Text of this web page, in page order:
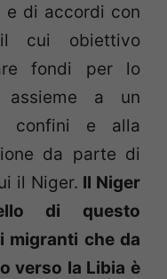
e di accordi con
il cui obiettivo
fondi per lo
assieme a un
confini e alla
da parte di
il Niger. Il Niger
di questo
migranti che da
verso la Libia è